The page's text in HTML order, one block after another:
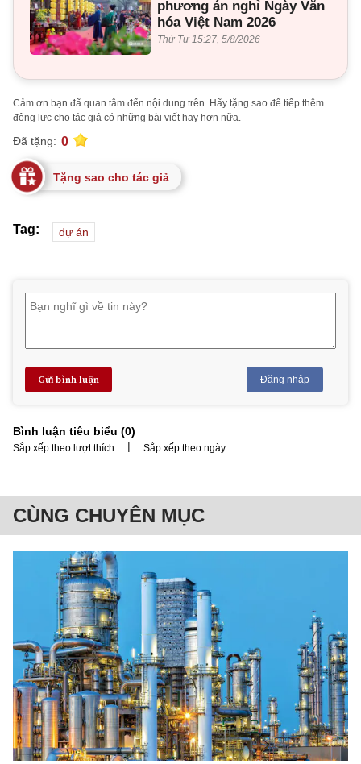
phương án nghỉ Ngày Văn
hóa Việt Nam 2026
Thứ Tư 15:27, 5/8/2026
Cảm ơn bạn đã quan tâm đến nội dung trên. Hãy tặng sao để tiếp thêm
động lực cho tác giả có những bài viết hay hơn nữa.
Đã tặng: 0
Tặng sao cho tác giả
Tag: dự án
Gửi bình luận Đăng nhập
Bình luận tiêu biểu (0)
Sắp xếp theo lượt thích | Sắp xếp theo ngày
CÙNG CHUYÊN MỤC